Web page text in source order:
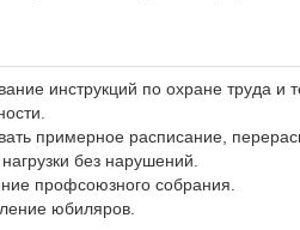
инструкций по охране труда и
примерное расписание,
без нарушений.
профсоюзного собрания.
юбиляров.